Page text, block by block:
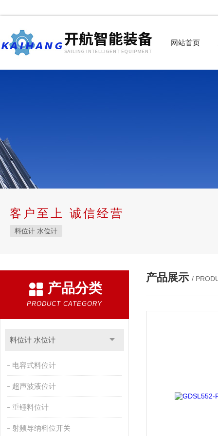
网站首页
客户至上 诚信经营
料位计 水位计
产品分类
PRODUCT CATEGORY
料位计 水位计
电容式料位计
超声波液位计
重锤料位计
射频导纳料位开关
产品展示 /